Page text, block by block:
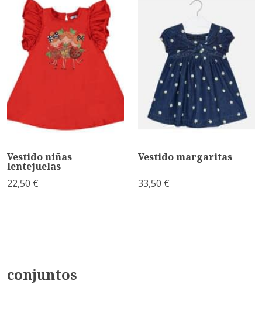
Vestido niñas
lentejuelas
22,50 €
Vestido margaritas
33,50 €
conjuntos